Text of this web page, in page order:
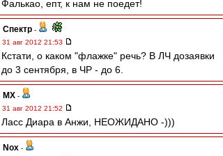
Фалькао, епт, к нам не поедет!
Спектр -
31 авг 2012 21:53
Кстати, о каком "флажке" речь? В ЛЧ дозаявки
до 3 сентября, в ЧР - до 6.
МХ -
31 авг 2012 21:52
Ласс Диара в Анжи, НЕОЖИДАНО -)))
Nox -